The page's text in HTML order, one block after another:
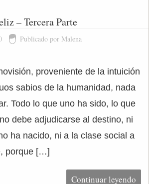
– Tercera Parte
Publicado por Malena
proveniente de la intuición
sabios de la humanidad, nada
Todo lo que uno ha sido, lo que
debe adjudicarse al destino, ni
ha nacido, ni a la clase social a
porque […]
Continuar leyendo